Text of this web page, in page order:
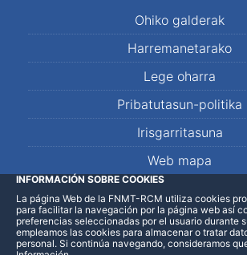
Ohiko galderak
Harremanetarako
Lege oharra
Pribatutasun-politika
Irisgarritasuna
Web mapa
LinkedInFacebookWhatsApp
INFORMACIÓN SOBRE COOKIES
La página Web de la FNMT-RCM utiliza cookies
para facilitar la navegación por la página web así
preferencias seleccionadas por el usuario durante
empleamos las cookies para almacenar o tratar
personal. Si continúa navegando, consideramos